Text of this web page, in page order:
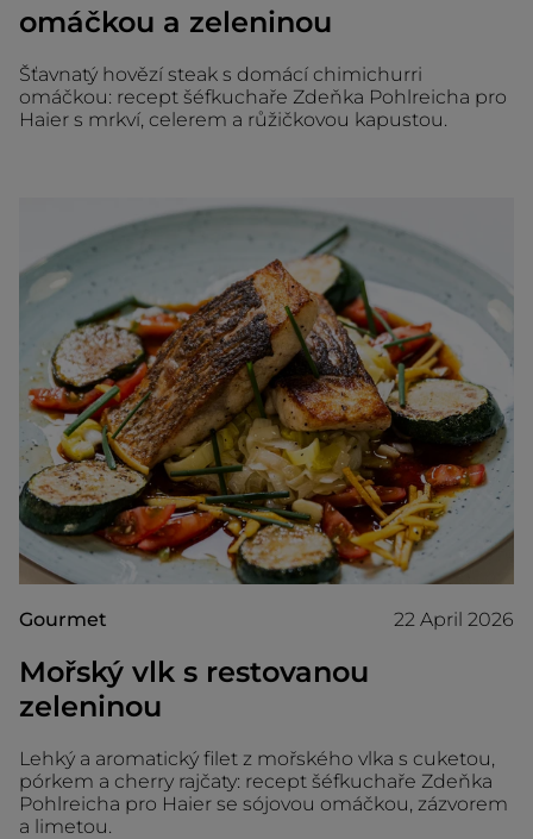
omáčkou a zeleninou
Šťavnatý hovězí steak s domácí chimichurri
omáčkou: recept šéfkuchaře Zdeňka Pohlreicha pro
Haier s mrkví, celerem a růžičkovou kapustou.
Gourmet 22 April 2026
Mořský vlk s restovanou
zeleninou
Lehký a aromatický filet z mořského vlka s cuketou,
pórkem a cherry rajčaty: recept šéfkuchaře Zdeňka
Pohlreicha pro Haier se sójovou omáčkou, zázvorem
a limetou.